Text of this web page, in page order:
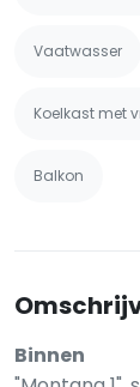
Vaatwasser
Koelkast met
Balkon
Binnen